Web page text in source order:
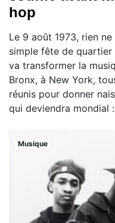
hop
Le 9 août 1973, rien
simple fête de
va transformer la
Bronx, à New York,
réunis pour donner
qui deviendra mondial
Musique